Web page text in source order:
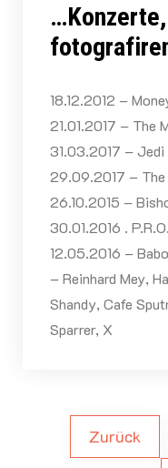
18.12.2012 –
21.01.2017 – The
31.03.2017 – Jedi
29.09.2017 – The
26.10.2015 –
30.01.2016 .
12.05.2016 –
– Reinhard Mey,
Shandy, Cafe
Sparrer, X
Zurück